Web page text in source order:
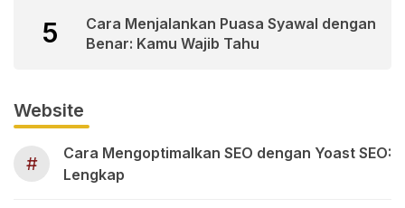
5
Cara Menjalankan Puasa Syawal dengan
Benar: Kamu Wajib Tahu
Website
#
Cara Mengoptimalkan SEO dengan Yoast SEO:
Lengkap